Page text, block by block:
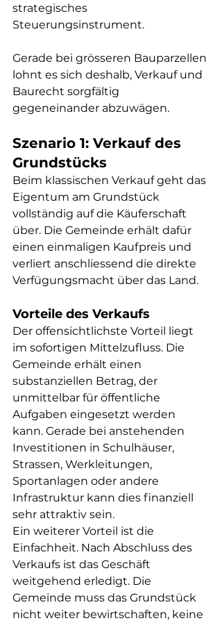
strategisches
Steuerungsinstrument.
Gerade bei grösseren Bauparzellen
lohnt es sich deshalb, Verkauf und
Baurecht sorgfältig
gegeneinander abzuwägen.
Szenario 1: Verkauf des
Grundstücks
Beim klassischen Verkauf geht das
Eigentum am Grundstück
vollständig auf die Käuferschaft
über. Die Gemeinde erhält dafür
einen einmaligen Kaufpreis und
verliert anschliessend die direkte
Verfügungsmacht über das Land.
Vorteile des Verkaufs
Der offensichtlichste Vorteil liegt
im sofortigen Mittelzufluss. Die
Gemeinde erhält einen
substanziellen Betrag, der
unmittelbar für öffentliche
Aufgaben eingesetzt werden
kann. Gerade bei anstehenden
Investitionen in Schulhäuser,
Strassen, Werkleitungen,
Sportanlagen oder andere
Infrastruktur kann dies finanziell
sehr attraktiv sein.
Ein weiterer Vorteil ist die
Einfachheit. Nach Abschluss des
Verkaufs ist das Geschäft
weitgehend erledigt. Die
Gemeinde muss das Grundstück
nicht weiter bewirtschaften, keine